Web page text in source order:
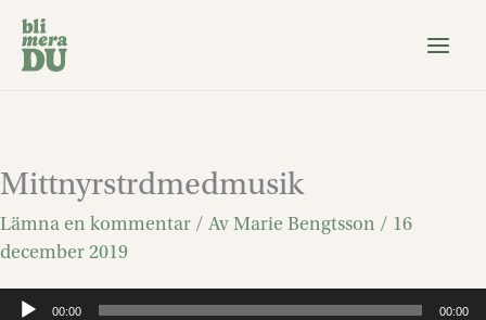
Hoppa
innehåll
Mittnyrstrdmedmusik
Lämna en kommentar / AvMarie Bengtsson / 16
december 2019
Ljudspelare
00:00 00:00